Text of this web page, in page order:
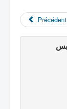
Précédent